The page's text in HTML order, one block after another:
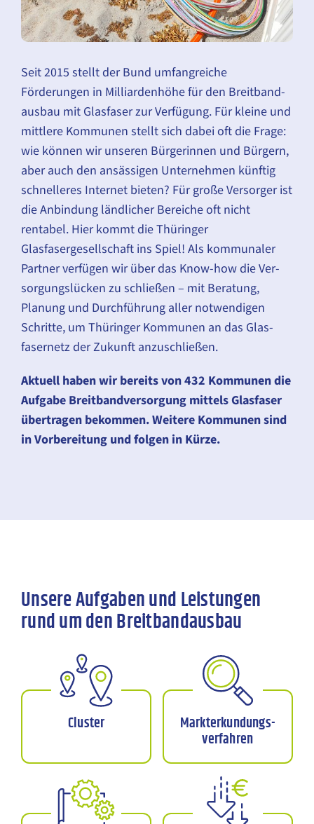
Seit 2015 stellt der Bund um­fangreiche
Förderungen in Milliarden­höhe für den Breit­band­
ausbau mit Glasfaser zur Ver­fügung. Für kleine und
mittlere Kommunen stellt sich dabei oft die Frage:
wie können wir unseren Bürger­innen und Bürgern,
aber auch den ansässigen Unter­nehmen künftig
schnelleres Internet bieten? Für große Ver­sorger ist
die An­bindung ländlicher Bereiche oft nicht
rentabel. Hier kommt die Thüringer
Glasfasergesellschaft ins Spiel! Als kommunaler
Partner verfügen wir über das Know-how die Ver­
sorgungs­lücken zu schließen – mit Beratung,
Planung und Durch­führung aller not­wendigen
Schritte, um Thüringer Kommunen an das Glas­
faser­netz der Zukunft anzuschließen.
Aktuell haben wir bereits von 432 Kommunen die
Aufgabe Breit­band­ver­sorgung mittels Glas­faser
übertragen bekommen. Weitere Kommunen sind
in Vor­bereitung und folgen in Kürze.
Unsere Aufgaben und Leistungen
rund um den Breitbandausbau
Cluster Markterkundungs­
verfahren